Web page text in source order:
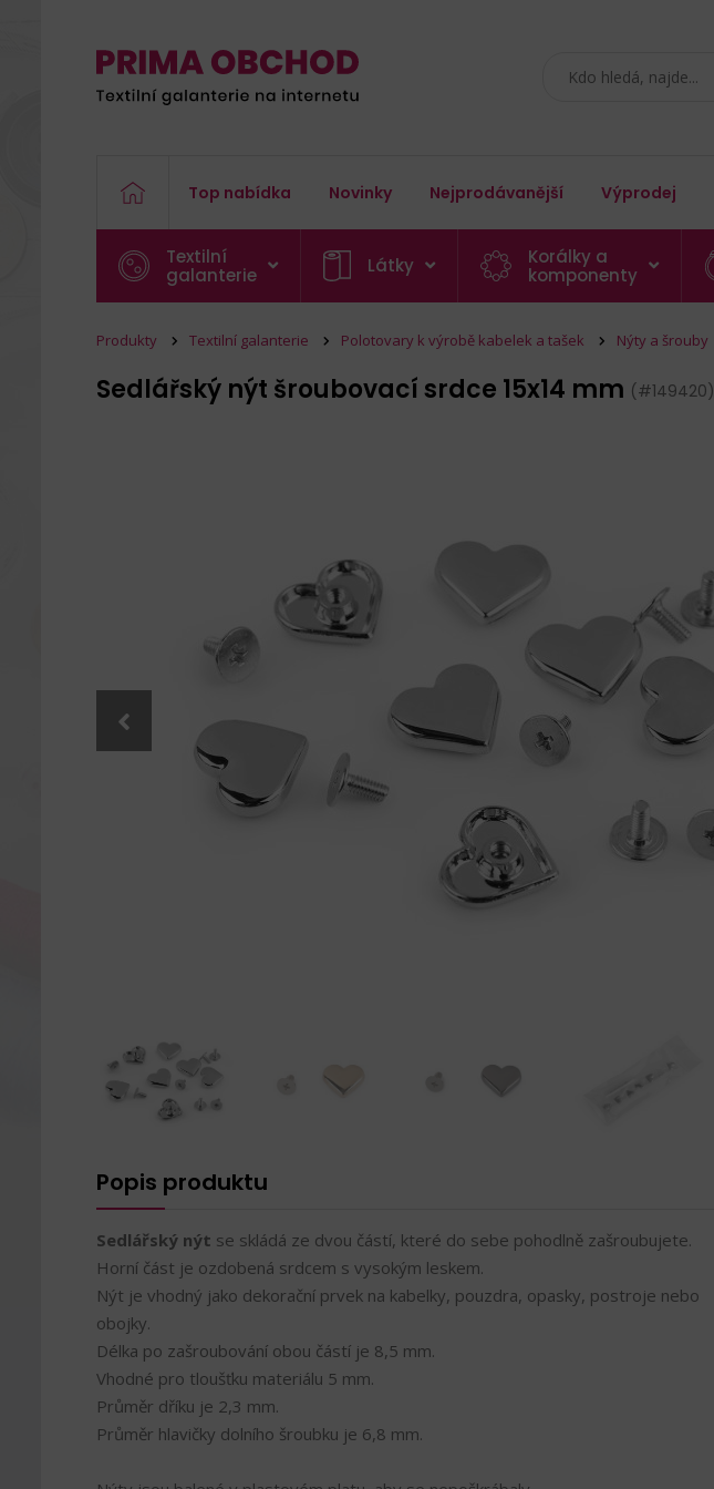
Top nabídka Novinky Nejprodávanější Výprodej
Textilní
galanterie
Látky
Korálky a
komponenty
Produkty Textilní galanterie Polotovary k výrobě kabelek a tašek Nýty a šrouby
Sedlářský nýt šroubovací srdce 15x14 mm (#149420)
Popis produktu
Sedlářský nýt se skládá ze dvou částí, které do sebe pohodlně zašroubujete.
Horní část je ozdobená srdcem s vysokým leskem.
Nýt je vhodný jako dekorační prvek na kabelky, pouzdra, opasky, postroje nebo
obojky.
Délka po zašroubování obou částí je 8,5 mm.
Vhodné pro tloušťku materiálu 5 mm.
Průměr dříku je 2,3 mm.
Průměr hlavičky dolního šroubku je 6,8 mm.